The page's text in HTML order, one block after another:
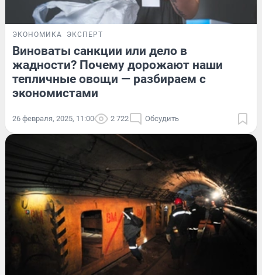
ЭКОНОМИКА ЭКСПЕРТ
Виноваты санкции или дело в
жадности? Почему дорожают наши
тепличные овощи — разбираем с
экономистами
26 февраля, 2025, 11:00 2 722 Обсудить